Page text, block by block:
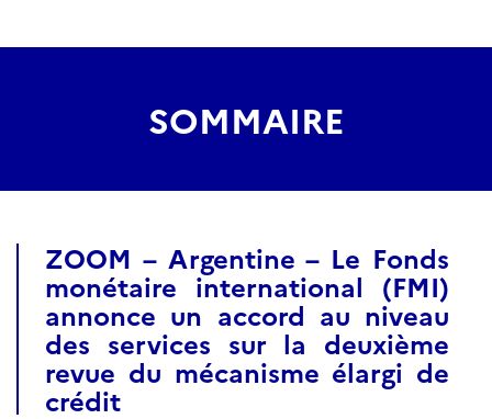
SOMMAIRE
ZOOM – Argentine – Le Fonds
monétaire international (FMI)
annonce un accord au niveau
des services sur la deuxième
revue du mécanisme élargi de
crédit